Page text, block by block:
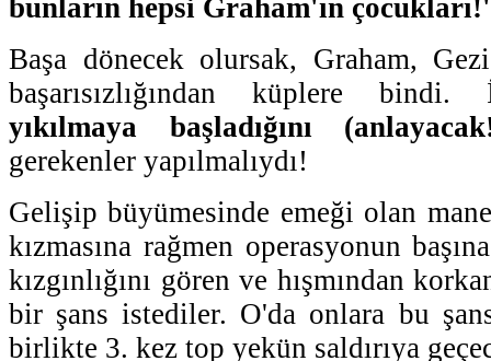
bunların hepsi Graham'ın
Başa dönecek olursak, Graham,
başarısızlığından küplere
yıkılmaya başladığını
gerekenler yapılmalıydı!
Gelişip büyümesinde emeği olan
kızmasına rağmen operasyonun
kızgınlığını gören ve hışmından
bir şans istediler. O'da onlara bu
birlikte 3. kez top yekün saldırıya